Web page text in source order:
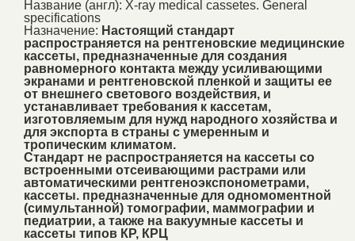
Название (англ): X-ray medical cassetes. General
specifications
Назначение: Настоящий стандарт
распространяется на рентгеновские медицинские
кассеты, предназначенные для создания
равномерного контакта между усиливающими
экранами и рентгеновской пленкой и защиты ее
от внешнего светового воздействия, и
устанавливает требования к кассетам,
изготовляемым для нужд народного хозяйства и
для экспорта в страны с умеренным и
тропическим климатом.
Стандарт не распространяется на кассеты со
встроенными отсеивающими растрами или
автоматическими рентгеноэкспонометрами,
кассеты. предназначенные для одномоментной
(симультанной) томографии, маммографии и
педиатрии, а также на вакуумные кассеты и
кассеты типов КР, КРЦ